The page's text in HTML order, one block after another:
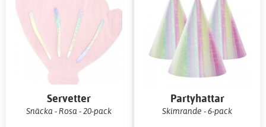
Servetter
Snäcka - Rosa - 20-pack
Partyhattar
Skimrande - 6-pack